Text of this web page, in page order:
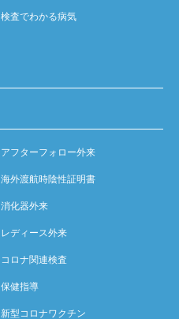
検査でわかる病気
アフターフォロー外来
海外渡航時陰性証明書
消化器外来
レディース外来
コロナ関連検査
保健指導
新型コロナワクチン